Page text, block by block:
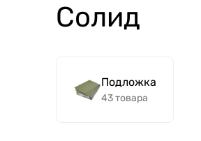
Солид
Подложка
43 товара